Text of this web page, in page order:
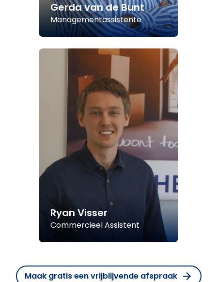
Gerda van de Bunt
Managementassistente
Ryan Visser
Commercieel Assistent
Maak gratis een vrijblijvende afspraak